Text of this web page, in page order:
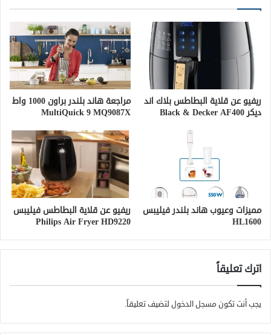
ريفيو عن قلاية البطاطس بلاك اند
ديكر Black & Decker AF400
مراجعة هاند بلندر براون 1000 واط
MultiQuick 9 MQ9087X
مميزات وعيوب هاند بلندر فيليبس
HL1600
ريفيو عن قلاية البطاطس فيليبس
Philips Air Fryer HD9220
اترك تعليقاً
يجب أنت تكون مسجل الدخول لتضيف تعليقاً.